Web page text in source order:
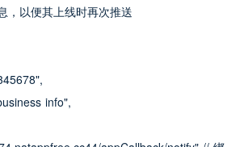
，以便其上线时再次推送
info",